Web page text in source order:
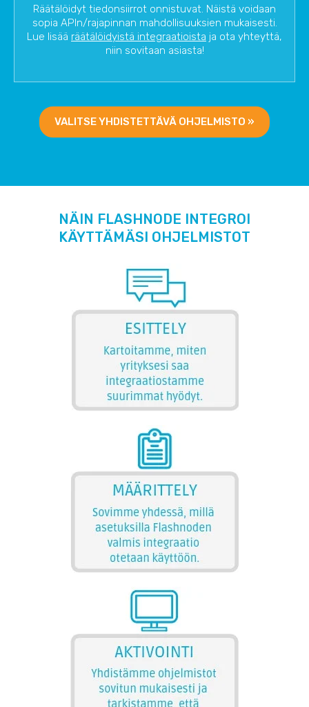
Räätälöidyt tiedonsiirrot onnistuvat. Näistä voidaan
sopia APIn/rajapinnan mahdollisuuksien mukaisesti.
Lue lisää räätälöidyistä integraatioista ja ota yhteyttä,
niin sovitaan asiasta!
VALITSE YHDISTETTÄVÄ OHJELMISTO »
NÄIN FLASHNODE INTEGROI
KÄYTTÄMÄSI OHJELMISTOT